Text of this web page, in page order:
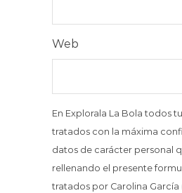
Web
En Explorala La Bola todos
tratados con la máxima
datos de carácter personal
rellenando el presente
tratados por Carolina García